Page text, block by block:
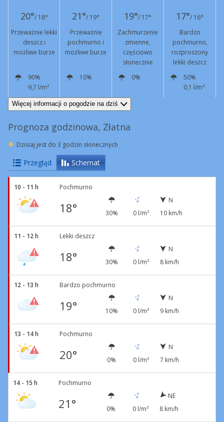
20°/ 18° 21°/ 19° 19°/ 17° 17°/ 16°
Przeważnie lekki
deszcz i
możliwe burze
Przeważnie
pochmurno i
możliwe burze
Zachmurzenie
zmienne,
częściowo
słonecznie
Bardzo
pochmurno,
rozproszony
lekki deszcz
90%
9,7 l/m²
10% 0%
50%
0,1 l/m²
N
6 km/h N
8 km/h
Więcej informacji o pogodzie na dziś
Prognoza godzinowa, Złatna
Dzisiaj jest do 3 godzin słonecznych
Przegląd Schemat
10 - 11 h Pochmurno
18° 30% 0 l/m²
N
10 km/h
11 - 12 h Lekki deszcz
18° 30% 0 l/m²
N
8 km/h
12 - 13 h Bardzo pochmurno
19° 10% 0 l/m²
N
9 km/h
13 - 14 h Pochmurno
20° 0% 0 l/m²
N
7 km/h
14 - 15 h Pochmurno
21° 0% 0 l/m²
NE
8 km/h